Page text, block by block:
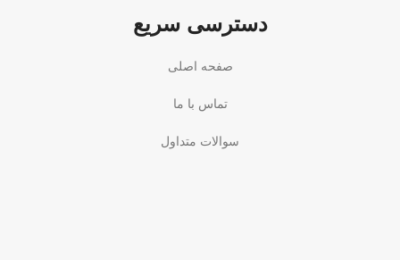
دسترسی سریع
صفحه اصلی
تماس با ما
سوالات متداول